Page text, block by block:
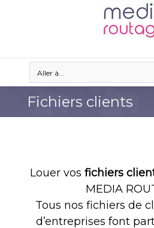
Aller à...
Fichiers clients
Louer vos fichiers
MEDIA
Tous nos fichiers de
d’entreprises font